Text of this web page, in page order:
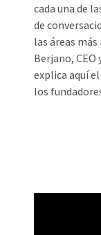
cada una de
de
las áreas
Berjano,
explica aquí
los